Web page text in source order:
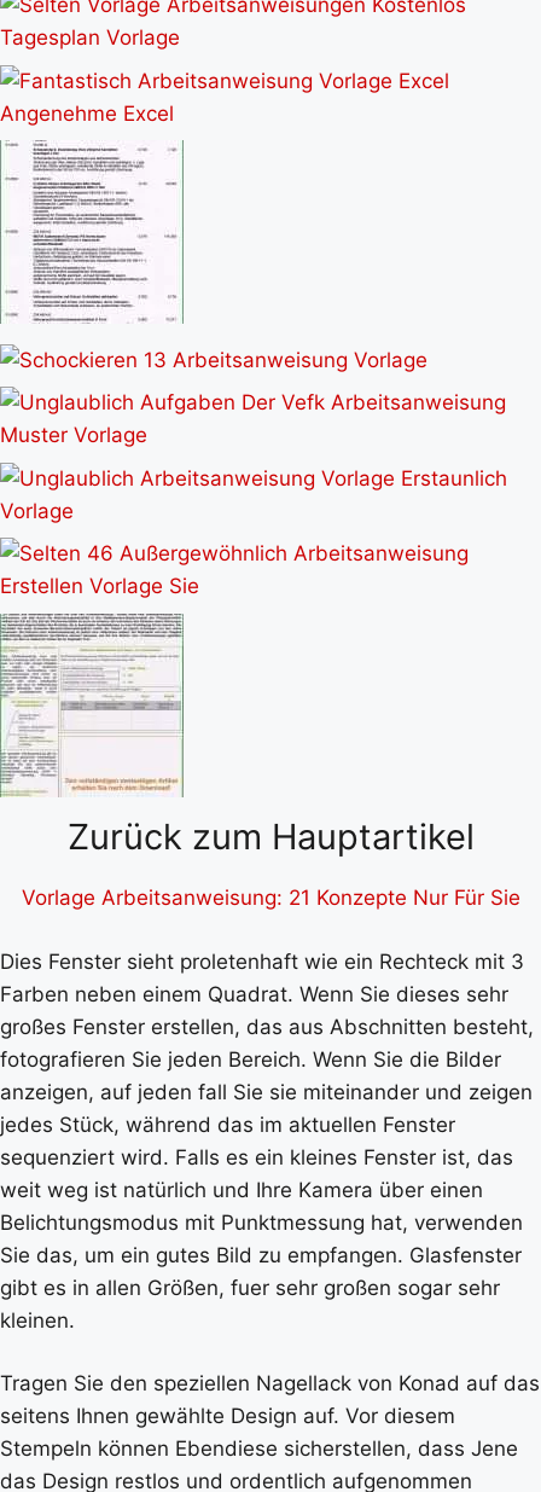
Zurück zum Hauptartikel
Vorlage Arbeitsanweisung: 21 Konzepte Nur Für Sie
Dies Fenster sieht proletenhaft wie ein Rechteck mit 3
Farben neben einem Quadrat. Wenn Sie dieses sehr
großes Fenster erstellen, das aus Abschnitten besteht,
fotografieren Sie jeden Bereich. Wenn Sie die Bilder
anzeigen, auf jeden fall Sie sie miteinander und zeigen
jedes Stück, während das im aktuellen Fenster
sequenziert wird. Falls es ein kleines Fenster ist, das
weit weg ist natürlich und Ihre Kamera über einen
Belichtungsmodus mit Punktmessung hat, verwenden
Sie das, um ein gutes Bild zu empfangen. Glasfenster
gibt es in allen Größen, fuer sehr großen sogar sehr
kleinen.
Tragen Sie den speziellen Nagellack von Konad auf das
seitens Ihnen gewählte Design auf. Vor diesem
Stempeln können Ebendiese sicherstellen, dass Jene
das Design restlos und ordentlich aufgenommen